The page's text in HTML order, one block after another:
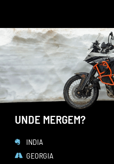
URMARESTE-MA PE
FACEBOOK
YOUTUBE
INSTAGRAM
UNDE MERGEM?
INDIA
GEORGIA